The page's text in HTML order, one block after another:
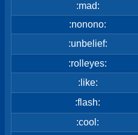
:mad:
:nonono:
:unbelief:
:rolleyes:
:like:
:flash:
:cool: